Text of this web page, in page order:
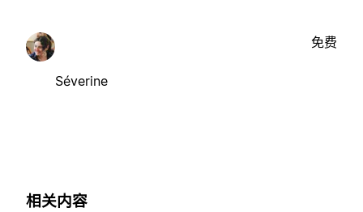
Séverine
免费
相关内容